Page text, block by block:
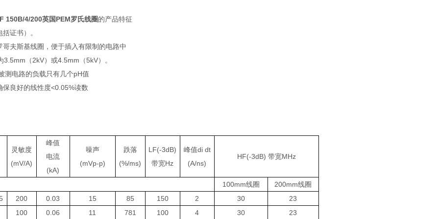
150B/4/200英国PEM罗氏线圈的产品特征
证书）。
夫斯基线圈，便于插入有限制的电路中
3.5mm（2kV）或4.5mm（5kV）。
测电路的负载只有几个pH值
保良好的线性度<0.05%读数
灵敏度
(mV/A)
峰值
电流
(kA)
噪声
(mVp-p)
跌落
(%/ms)
LF(-3dB)
带宽Hz
峰值di dt
(A/ns)
HF(-3dB) 带宽MHz
100mm线圈
200mm线圈
200 0.03 15 85 150 2 30
23
100
0.06 11 781 100 4 30 23